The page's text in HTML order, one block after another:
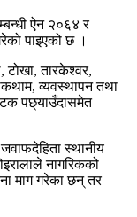
ऐन २०६४ र
पाइएको छ ।
टोखा, तारकेश्वर,
व्यवस्थापन तथा
पछ्याउँदासमेत
स्थानीय
नागरिकको
माग गरेका छन् तर